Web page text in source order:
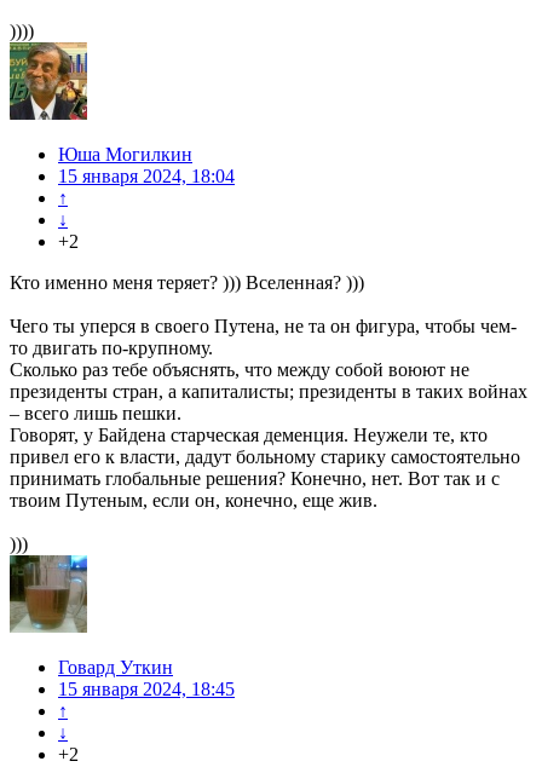
))))
Юша Могилкин
15 января 2024, 18:04
↑
↓
+2
Кто именно меня теряет? ))) Вселенная? )))
Чего ты уперся в своего Путена, не та он фигура, чтобы чем-
то двигать по-крупному.
Сколько раз тебе объяснять, что между собой воюют не
президенты стран, а капиталисты; президенты в таких войнах
– всего лишь пешки.
Говорят, у Байдена старческая деменция. Неужели те, кто
привел его к власти, дадут больному старику самостоятельно
принимать глобальные решения? Конечно, нет. Вот так и с
твоим Путеным, если он, конечно, еще жив.
)))
Говард Уткин
15 января 2024, 18:45
↑
↓
+2